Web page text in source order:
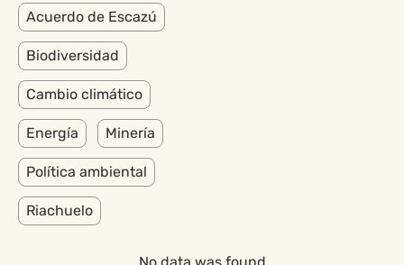
Acuerdo de Escazú
Biodiversidad
Cambio climático
Energía Minería
Política ambiental
Riachuelo
No data was found